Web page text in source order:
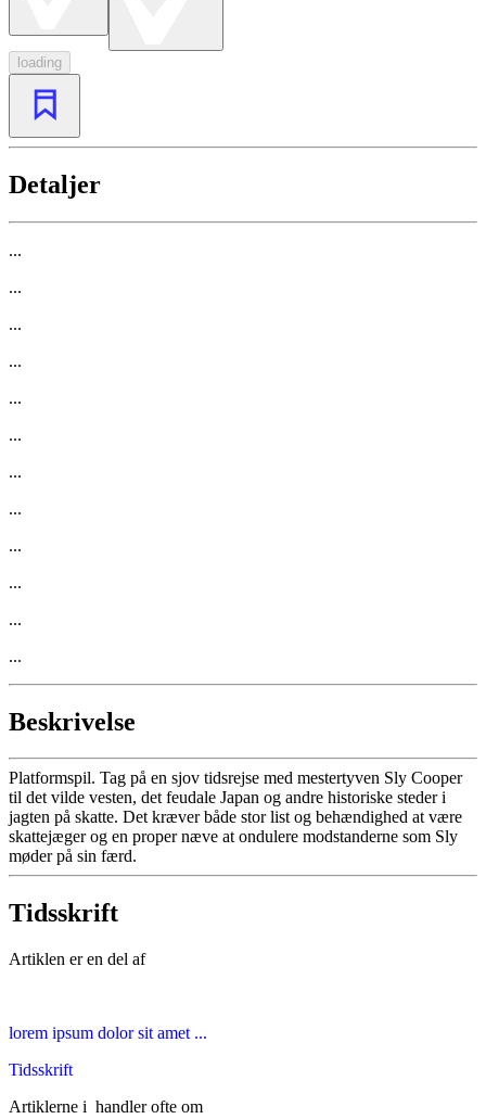
loading
Detaljer
...
...
...
...
...
...
...
...
...
...
...
...
Beskrivelse
Platformspil. Tag på en sjov tidsrejse med mestertyven Sly Cooper
til det vilde vesten, det feudale Japan og andre historiske steder i
jagten på skatte. Det kræver både stor list og behændighed at være
skattejæger og en proper næve at ondulere modstanderne som Sly
møder på sin færd.
Tidsskrift
Artiklen er en del af
lorem ipsum dolor sit amet ...
Tidsskrift
Artiklerne i handler ofte om